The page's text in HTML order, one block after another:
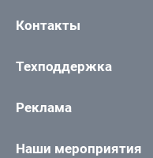
Контакты
Техподдержка
Реклама
Наши мероприятия